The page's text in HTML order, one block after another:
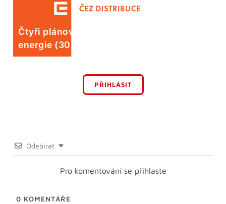
Čtyři plánované odstávky elektrické
energie (30. 7.)
PŘIHLÁSIT
Odebírat
Pro komentování se přihlaste
0 KOMENTÁŘE